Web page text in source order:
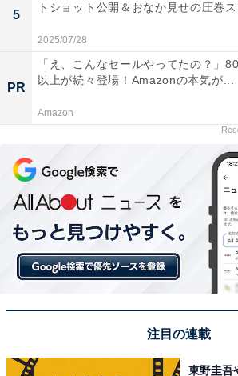
5
トショット公開＆おなか見せの圧巻
2025/07/28
PR
「え、こんなセールやってたの？」
以上が続々登場！Amazonの本気が...
Amazon
注目の連載
東野圭吾